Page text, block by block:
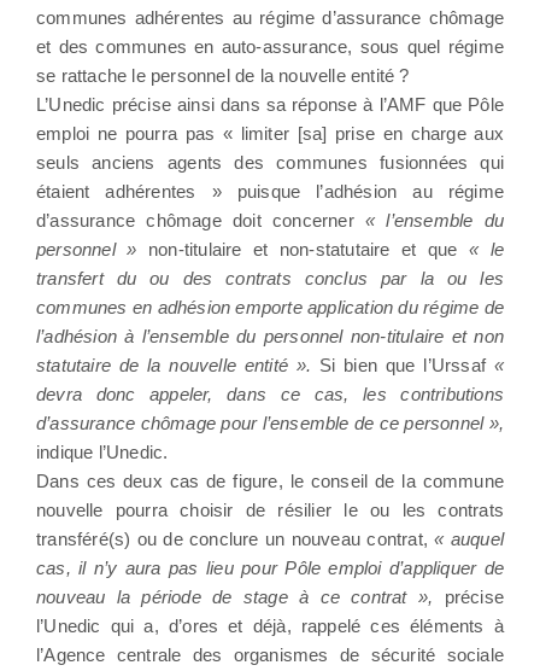
communes adhérentes au régime d’assurance chômage
et des communes en auto-assurance, sous quel régime
se rattache le personnel de la nouvelle entité ?
L’Unedic précise ainsi dans sa réponse à l’AMF que Pôle
emploi ne pourra pas « limiter [sa] prise en charge aux
seuls anciens agents des communes fusionnées qui
étaient adhérentes » puisque l’adhésion au régime
d’assurance chômage doit concerner « l’ensemble du
personnel » non-titulaire et non-statutaire et que « le
transfert du ou des contrats conclus par la ou les
communes en adhésion emporte application du régime de
l’adhésion à l’ensemble du personnel non-titulaire et non
statutaire de la nouvelle entité ». Si bien que l’Urssaf «
devra donc appeler, dans ce cas, les contributions
d’assurance chômage pour l’ensemble de ce personnel »,
indique l’Unedic.
Dans ces deux cas de figure, le conseil de la commune
nouvelle pourra choisir de résilier le ou les contrats
transféré(s) ou de conclure un nouveau contrat,« auquel
cas, il n’y aura pas lieu pour Pôle emploi d’appliquer de
nouveau la période de stage à ce contrat », précise
l’Unedic qui a, d’ores et déjà, rappelé ces éléments à
l’Agence centrale des organismes de sécurité sociale